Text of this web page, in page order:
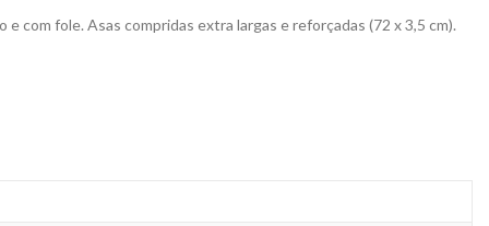
com fole. Asas compridas extra largas e reforçadas (72 x 3,5 cm).